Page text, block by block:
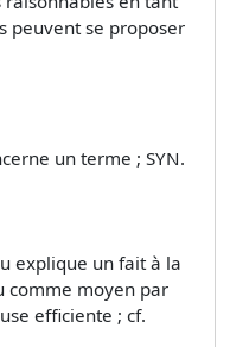
peuvent se proposer
un terme ; SYN.
explique un fait à la
comme moyen par
efficiente ; cf.